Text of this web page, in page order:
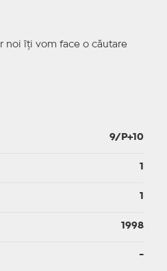
noi îți vom face o căutare
9/P+10
1998
-